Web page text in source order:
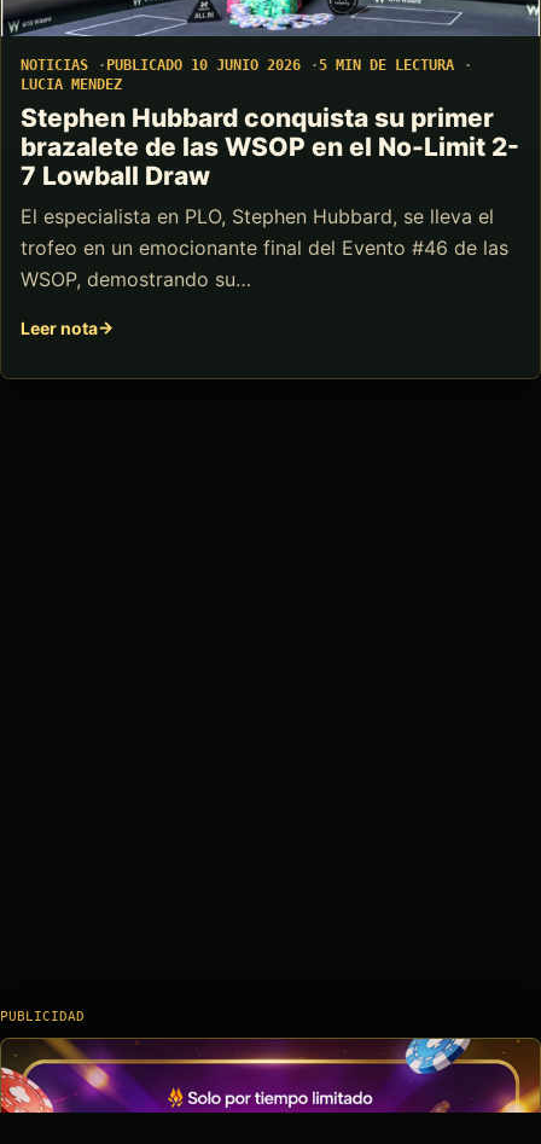
NOTICIAS PUBLICADO 10 JUNIO 2026
5 MIN DE LECTURA
LUCIA MENDEZ
Stephen Hubbard conquista su primer
brazalete de las WSOP en el No-Limit 2-
7 Lowball Draw
El especialista en PLO, Stephen Hubbard, se lleva el
trofeo en un emocionante final del Evento #46 de las
WSOP, demostrando su…
Leer nota
PUBLICIDAD